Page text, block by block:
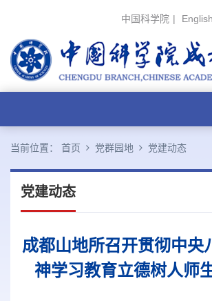
中国科学院 | English
当前位置： 首页 党群园地 党建动态
党建动态
成都山地所召开贯彻中央
神学习教育立德树人师